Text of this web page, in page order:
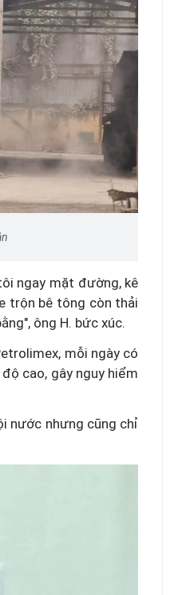
ngay mặt đường, kê
trộn bê tông còn thải
ông H. bức xúc.
mỗi ngày có
cao, gây nguy hiểm
nước nhưng cũng chỉ
sử: Huyền thoại
tây" một thời
hoa lửa